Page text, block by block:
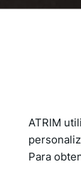
ATRIM
Para